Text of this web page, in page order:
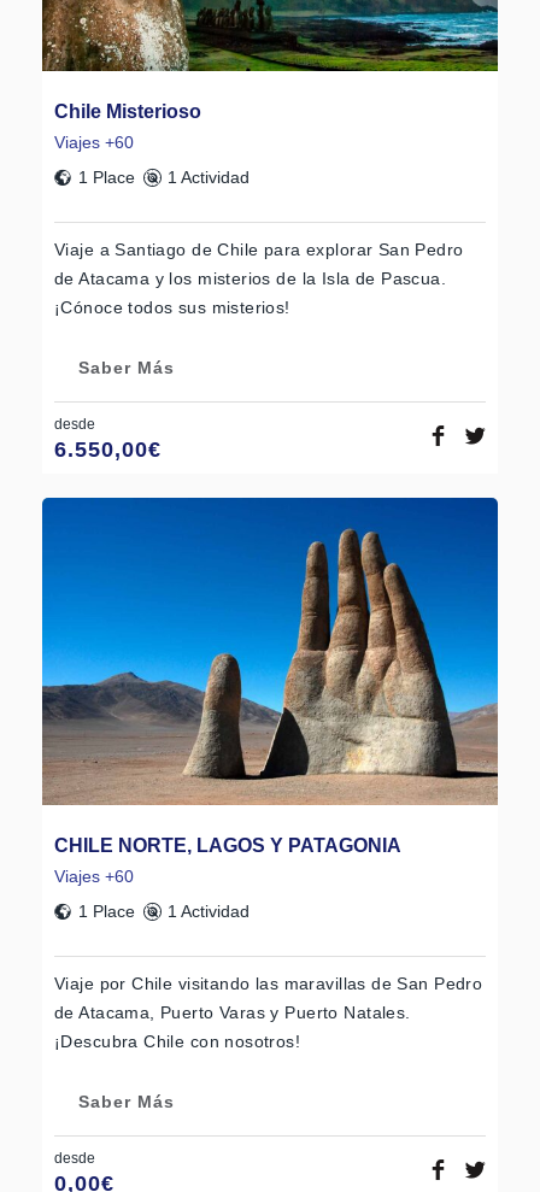
Chile Misterioso
Viajes +60
1 Place
1 Actividad
Viaje a Santiago de Chile para explorar San Pedro
de Atacama y los misterios de la Isla de Pascua.
¡Cónoce todos sus misterios!
Saber Más
desde
6.550,00€
CHILE NORTE, LAGOS Y PATAGONIA
Viajes +60
1 Place
1 Actividad
Viaje por Chile visitando las maravillas de San Pedro
de Atacama, Puerto Varas y Puerto Natales.
¡Descubra Chile con nosotros!
Saber Más
desde
0,00€